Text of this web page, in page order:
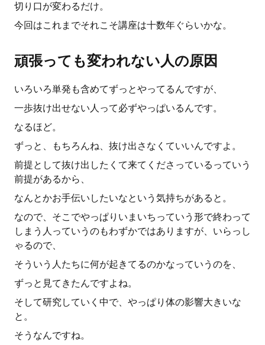
切り口が変わるだけ。
今回はこれまでそれこそ講座は十数年ぐらいかな。
頑張っても変われない人の原因
いろいろ単発も含めてずっとやってるんですが、
一歩抜け出せない人って必ずやっぱいるんです。
なるほど。
ずっと、もちろんね、抜け出さなくていいんですよ。
前提として抜け出したくて来てくださっているっていう
前提があるから、
なんとかお手伝いしたいなという気持ちがあると。
なので、そこでやっぱりいまいちっていう形で終わって
しまう人っていうのもわずかではありますが、いらっし
ゃるので、
そういう人たちに何が起きてるのかなっていうのを、
ずっと見てきたんですよね。
そして研究していく中で、やっぱり体の影響大きいな
と。
そうなんですね。